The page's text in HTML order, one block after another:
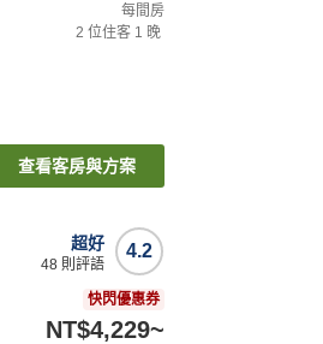
每間房
2 位住客 1 晚
查看客房與方案
4.2
超好
48 則評語
快閃優惠券
NT$4,229~